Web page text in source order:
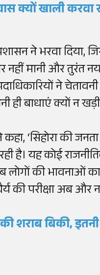
क्यों खाली करवा
ने भरवा दिया,
नहीं मानी और तुरंत
ने
ही बाधाएं क्यों न
‘सिहोरा की
है। यह कोई
की भावनाओं
की परीक्षा अब और
शराब बिकी,